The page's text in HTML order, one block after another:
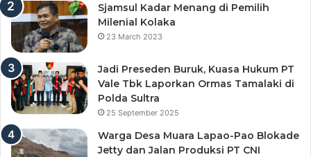
Sjamsul Kadar Menang di Pemilih
Milenial Kolaka
23 March 2023
Jadi Preseden Buruk, Kuasa Hukum PT
Vale Tbk Laporkan Ormas Tamalaki di
Polda Sultra
25 September 2025
Warga Desa Muara Lapao-Pao Blokade
Jetty dan Jalan Produksi PT CNI